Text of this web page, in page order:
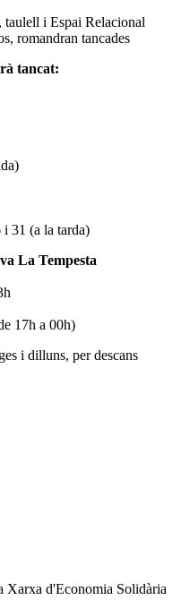
taulell i Espai Relacional
romandran tancades
tancat:
i 31 (a la tarda)
La Tempesta
17h a 00h)
i dilluns, per descans
d'Economia Solidària